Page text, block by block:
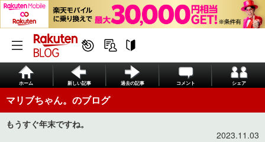
ホーム 新しい記事 過去の記事 コメント シェア
マリブちゃん。のブログ
もうすぐ年末ですね。
2023.11.03